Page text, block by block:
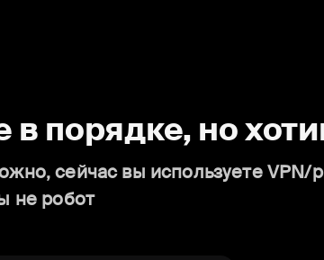
в порядке, но
сейчас вы используете VPN/
не робот